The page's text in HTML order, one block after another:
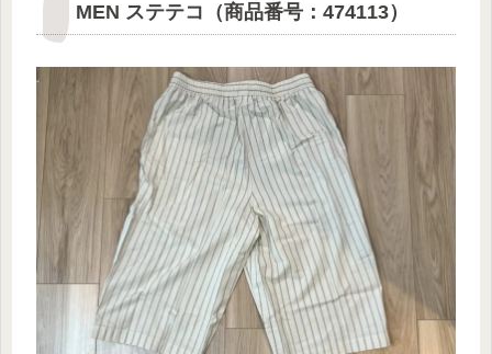
MEN ステテコ（商品番号：474113）